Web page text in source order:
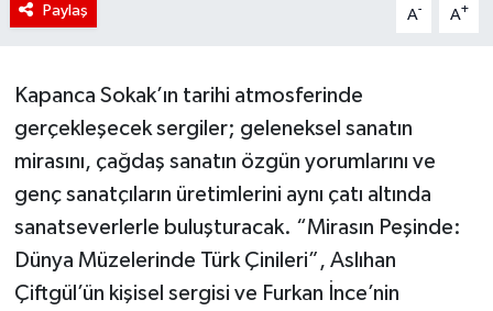
Paylaş A- A+
Kapanca Sokak’ın tarihi atmosferinde
gerçekleşecek sergiler; geleneksel sanatın
mirasını, çağdaş sanatın özgün yorumlarını ve
genç sanatçıların üretimlerini aynı çatı altında
sanatseverlerle buluşturacak. “Mirasın Peşinde:
Dünya Müzelerinde Türk Çinileri”, Aslıhan
Çiftgül’ün kişisel sergisi ve Furkan İnce’nin